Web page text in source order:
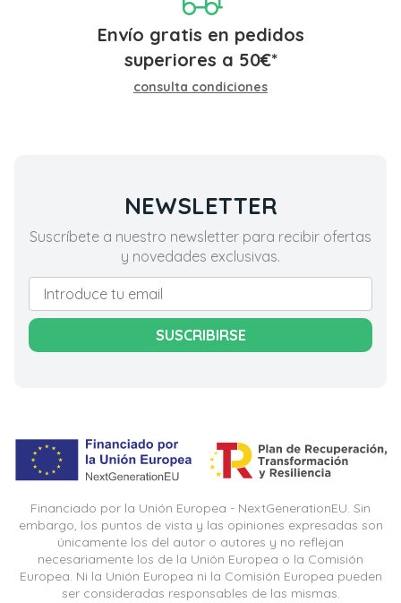
Envío gratis en pedidos
superiores a 50€*
consulta condiciones
NEWSLETTER
Suscríbete a nuestro newsletter para recibir ofertas
y novedades exclusivas.
SUSCRIBIRSE
Financiado por la Unión Europea - NextGenerationEU. Sin
embargo, los puntos de vista y las opiniones expresadas son
únicamente los del autor o autores y no reflejan
necesariamente los de la Unión Europea o la Comisión
Europea. Ni la Unión Europea ni la Comisión Europea pueden
ser consideradas responsables de las mismas.